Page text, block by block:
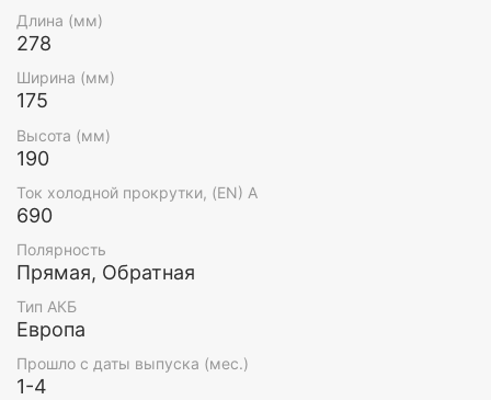
Длина (мм)
278
Ширина (мм)
175
Высота (мм)
190
Ток холодной прокрутки, (EN) А
690
Полярность
Прямая, Обратная
Тип АКБ
Европа
Прошло с даты выпуска (мес.)
1-4